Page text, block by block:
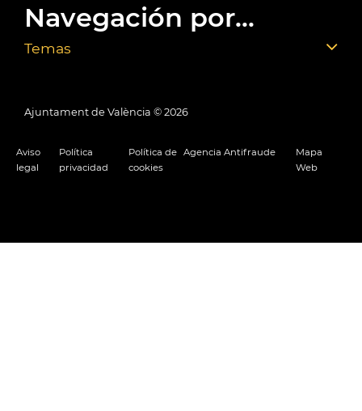
Navegación por...
Temas
Ajuntament de València © 2026
Aviso
legal
Política
privacidad
Política de
cookies
Agencia Antifraude
Mapa
Web